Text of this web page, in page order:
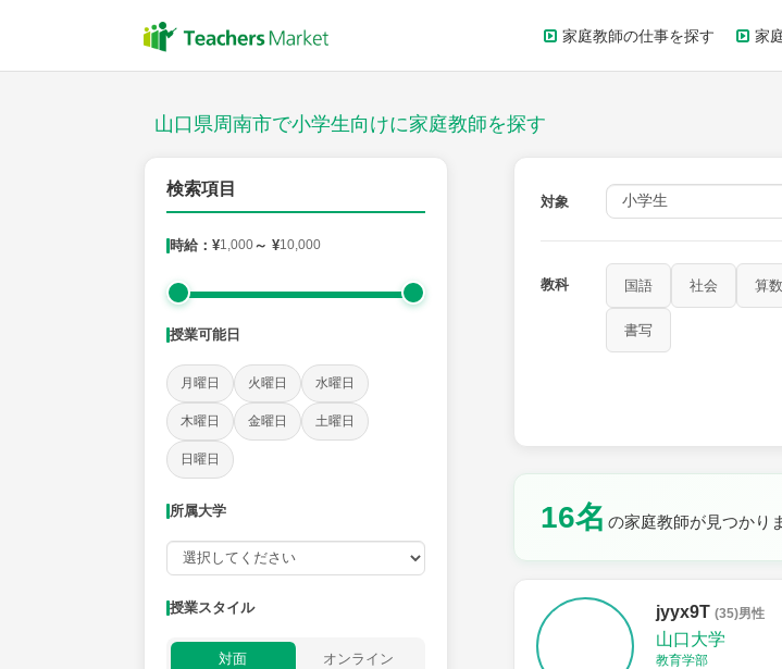
家庭教師の仕事を探す 家
山口県周南市で小学生向けに家庭教師を探す
検索項目
時給：¥1,000～ ¥10,000
授業可能日
月曜日 火曜日 水曜日
木曜日 金曜日 土曜日
日曜日
所属大学
授業スタイル
対面 オンライン
対象
教科 国語 社会 算数
書写
16名 の家庭教師が見つかり
jyyx9T (35)男性
山口大学
教育学部
授業スタイル
社会 算数 理科
時給：¥1,000 ～ ¥10,000
授業可能日
月曜日 火曜日 日曜日